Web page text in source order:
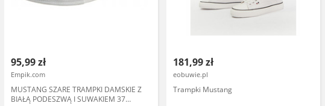
95,99 zł
Empik.com
MUSTANG SZARE TRAMPKI DAMSKIE Z
BIAŁĄ PODESZWĄ I SUWAKIEM 37
181,99 zł
eobuwie.pl
Trampki Mustang